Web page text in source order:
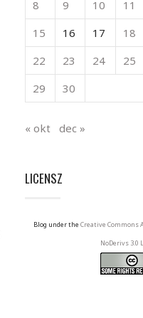
8
9 10 11
15
16 17 18
22
23 24 25
29
30
« okt dec »
LICENSZ
Blog under the Creative
NoDerivs 3.0